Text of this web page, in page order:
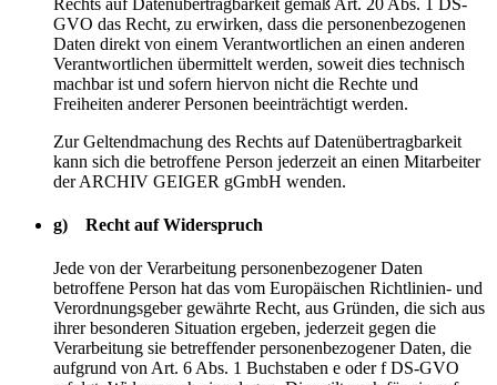
GVO das Recht, zu erwirken, dass die personenbezogenen
Daten direkt von einem Verantwortlichen an einen anderen
Verantwortlichen übermittelt werden, soweit dies technisch
machbar ist und sofern hiervon nicht die Rechte und
Freiheiten anderer Personen beeinträchtigt werden.
Zur Geltendmachung des Rechts auf Datenübertragbarkeit
kann sich die betroffene Person jederzeit an einen Mitarbeiter
der ARCHIV GEIGER gGmbH wenden.
g) Recht auf Widerspruch
Jede von der Verarbeitung personenbezogener Daten
betroffene Person hat das vom Europäischen Richtlinien- und
Verordnungsgeber gewährte Recht, aus Gründen, die sich aus
ihrer besonderen Situation ergeben, jederzeit gegen die
Verarbeitung sie betreffender personenbezogener Daten, die
aufgrund von Art. 6 Abs. 1 Buchstaben e oder f DS-GVO